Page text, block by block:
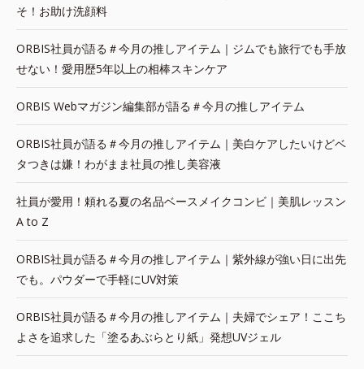
そ！お助け洗顔料
ORBIS社員が語る＃今月の推しアイテム｜ジムでも旅行でも手放
せない！愛用歴5年以上の相棒スキンケア
ORBIS Webマガジン編集部が語る＃今月の推しアイテム
ORBIS社員が語る＃今月の推しアイテム｜美白ケアしたいけどベ
タつきは嫌！わがまま社員の推し美容液
社員が愛用！頼れる夏の名品ベースメイクコンビ｜美肌レッスン
A to Z
ORBIS社員が語る＃今月の推しアイテム｜紫外線が強い日に出先
でも。パウダーで手軽にUV対策
ORBIS社員が語る＃今月の推しアイテム｜夫婦でシェア！ここち
よさを追求した「塗るあぶらとり紙」発想UVジェル